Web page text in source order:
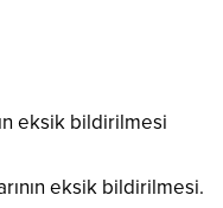
eksik bildirilmesi
eksik bildirilmesi.